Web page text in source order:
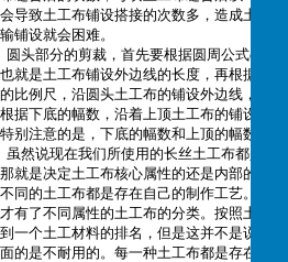
会导致土工布铺设搭接的次数多，造成土工
输铺设就会困难。
圆头部分的剪裁，首先要根据圆周公式c=2πr
也就是土工布铺设外边线的长度，再根据土工
的比例尺，沿圆头土工布的铺设外边线，画
根据下底的幅数，沿着上顶土工布的铺设边
特别注意的是，下底的幅数和上顶的幅数一定
虽然说现在我们所使用的长丝土工布都是多
那就是决定土工布核心属性的还是内部的那
不同的土工布都是存在自己的制作工艺。在
才有了不同属性的土工布的分类。按照土工
到一个土工材料的排名，但是这并不是说第
面的是不耐用的。每一种土工布都是存在各